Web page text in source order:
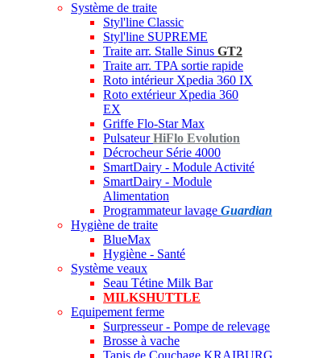
Système de traite
Styl'line Classic
Styl'line SUPREME
Traite arr. Stalle Sinus GT2
Traite arr. TPA sortie rapide
Roto intérieur Xpedia 360 IX
Roto extérieur Xpedia 360
EX
Griffe Flo-Star Max
PulsateurHiFlo Evolution
Décrocheur Série 4000
SmartDairy - Module Activité
SmartDairy - Module
Alimentation
Programmateur lavage Guardian
Hygiène de traite
BlueMax
Hygiène - Santé
Système veaux
Seau Tétine Milk Bar
MILKSHUTTLE
Equipement ferme
Surpresseur - Pompe de relevage
Brosse à vache
Tapis de Couchage KRAIBURG